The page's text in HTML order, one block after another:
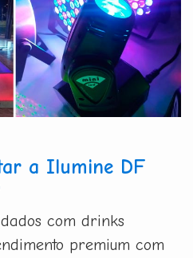
a Ilumine DF
com drinks
premium com